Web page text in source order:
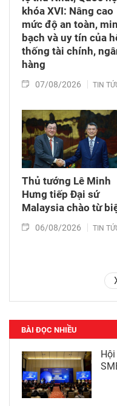
khóa XVI: Nâng cao
mức độ an toàn,
bạch và uy tín của
thống tài chính,
hàng
07/08/2026 TIN
Thủ tướng Lê Minh
Hưng tiếp Đại sứ
Malaysia chào từ
06/08/2026 TIN
BÀI ĐỌC NHIỀU